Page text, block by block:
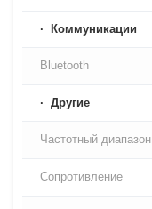
Коммуникации
Bluetooth
Другие
Частотный диапазон
Сопротивление